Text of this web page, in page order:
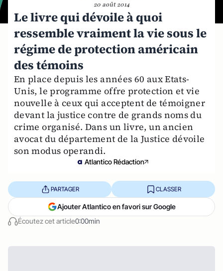
20 août 2014
Le livre qui dévoile à quoi
ressemble vraiment la vie sous le
régime de protection américain
des témoins
En place depuis les années 60 aux Etats-
Unis, le programme offre protection et vie
nouvelle à ceux qui acceptent de témoigner
devant la justice contre de grands noms du
crime organisé. Dans un livre, un ancien
avocat du département de la Justice dévoile
son modus operandi.
Atlantico Rédaction
Écoutez cet article0:00min
PARTAGER CLASSER
Ajouter Atlantico en favori sur Google